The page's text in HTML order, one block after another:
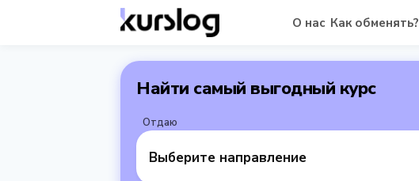
О нас Как обменять?
Найти самый выгодный курс
Отдаю
Выберите направление